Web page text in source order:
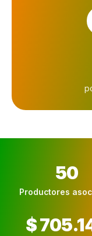
50
Productores
$